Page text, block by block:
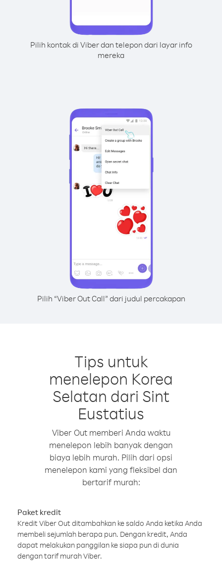
Pilih kontak di Viber dan telepon dari layar info
mereka
Pilih “Viber Out Call” dari judul percakapan
Tips untuk
menelepon Korea
Selatan dari Sint
Eustatius
Viber Out memberi Anda waktu
menelepon lebih banyak dengan
biaya lebih murah. Pilih dari opsi
menelepon kami yang fleksibel dan
bertarif murah:
Paket kredit
Kredit Viber Out ditambahkan ke saldo Anda ketika Anda
membeli sejumlah berapa pun. Dengan kredit, Anda
dapat melakukan panggilan ke siapa pun di dunia
dengan tarif murah Viber.